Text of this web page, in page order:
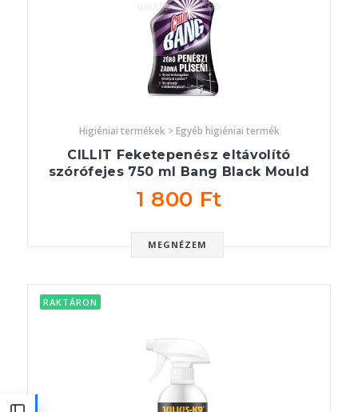
Higiéniai termékek > Egyéb higiéniai termék
CILLIT Feketepenész eltávolító
szórófejes 750 ml Bang Black Mould
1 800 Ft
MEGNÉZEM
RAKTÁRON